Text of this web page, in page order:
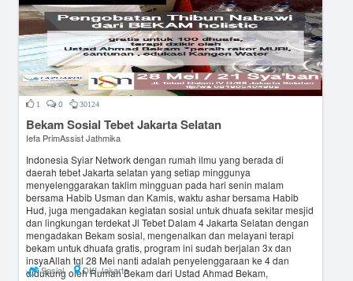
1 0 30124
Bekam Sosial Tebet Jakarta Selatan
Iefa PrimAssist Jathmika
Indonesia Syiar Network dengan rumah ilmu yang berada di
daerah tebet Jakarta selatan yang setiap minggunya
menyelenggarakan taklim mingguan pada hari senin malam
bersama Habib Usman dan Kamis, waktu ashar bersama Habib
Hud, juga mengadakan kegiatan sosial untuk dhuafa sekitar mesjid
dan lingkungan terdekat Jl Tebet Dalam 4 Jakarta Selatan dengan
mengadakan Bekam sosial, mengenalkan dan melayani terapi
bekam untuk dhuafa gratis, program ini sudah berjalan 3x dan
insyaAllah tgl 28 Mei nanti adalah penyelenggaraan ke 4 dan
didukung oleh Rumah Bekam dari Ustad Ahmad Bekam,
Sosial DKI Jakarta